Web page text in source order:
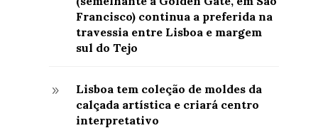
Francisco) continua a preferida na
travessia entre Lisboa e margem
sul do Tejo
9
Lisboa tem coleção de moldes da
calçada artística e criará centro
interpretativo